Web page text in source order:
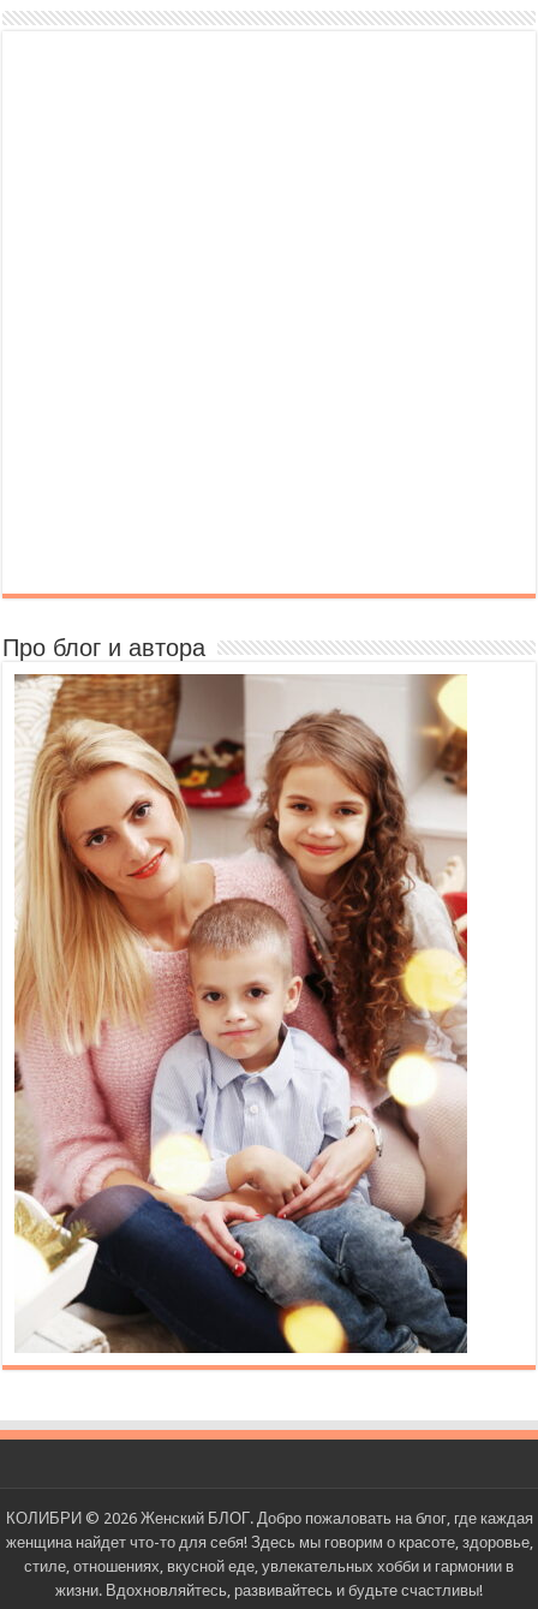
Про блог и автора
КОЛИБРИ © 2026 Женский БЛОГ. Добро пожаловать на блог, где каждая
женщина найдет что-то для себя! Здесь мы говорим о красоте, здоровье,
стиле, отношениях, вкусной еде, увлекательных хобби и гармонии в
жизни. Вдохновляйтесь, развивайтесь и будьте счастливы!